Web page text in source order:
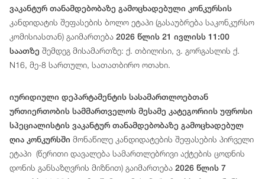
ვაკანტურ თანამდებობაზე გამოცხადებული კონკურსის
კანდიდატის შეფასების ბოლო ეტაპი (გასაუბრება საკონკურსო
კომისიასთან) გაიმართება 2026 წლის 21 ივლისს 11:00
საათზე შემდეგ მისამართზე: ქ. თბილისი, ვ. გორგასლის ქ.
N16, მე-8 სართული, სათათბირო ოთახი.
იურიდიული დეპარტამენტის სასამართლოებთან
ურთიერთობის სამმართველოს მესამე კატეგორიის უფროსი
სპეციალისტის ვაკანტურ თანამდებობაზე გამოცხადებულ
ღია კონკურსში მონაწილე კანდიდატების შეფასების პირველი
ეტაპი (წერითი დავალება სამართლებრივი აქტების ცოდნის
დონის განსაზღვრის მიზნით) გაიმართება 2026 წლის 7